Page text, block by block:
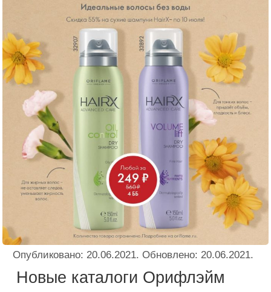
Опубликовано:20.06.2021. Обновлено:20.06.2021.
Новые каталоги Орифлэйм